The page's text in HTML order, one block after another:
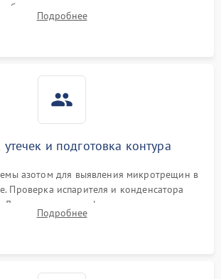
1000 ₽
1800 ₽
обмоток мотора, проверка термостата и
кодов ошибок с электронного дисплея.
Подробнее
и подготовка контура
азотом для выявления микротрещин в
Проверка испарителя и конденсатора
Демонтаж старого фильтра-осушителя и
трубки для устранения засоров.
Подробнее